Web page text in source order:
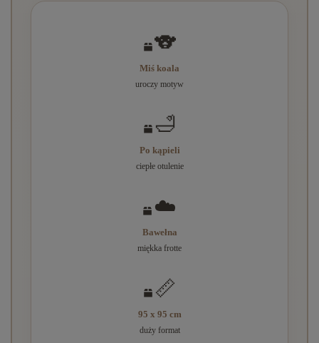
🐨
Miś koala
uroczy motyw
🛁
Po kąpieli
ciepłe otulenie
☁️
Bawełna
miękka frotte
📏
95 x 95 cm
duży format